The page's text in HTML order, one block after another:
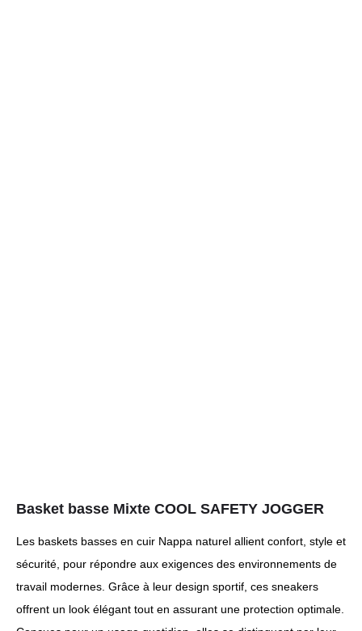
Basket basse Mixte COOL SAFETY JOGGER
Les baskets basses en cuir Nappa naturel allient confort, style et
sécurité, pour répondre aux exigences des environnements de
travail modernes. Grâce à leur design sportif, ces sneakers
offrent un look élégant tout en assurant une protection optimale.